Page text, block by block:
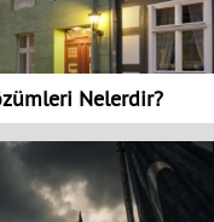
Nelerdir?